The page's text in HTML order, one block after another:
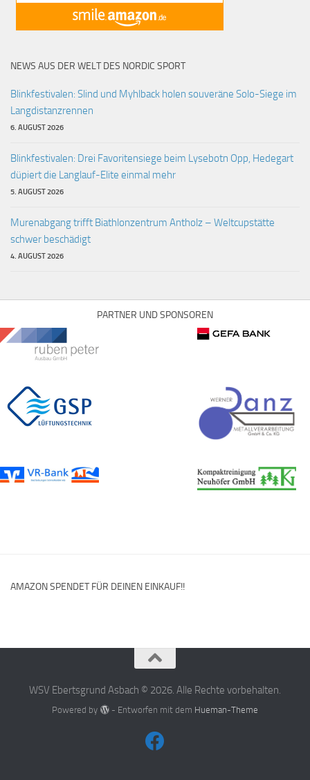
NEWS AUS DER WELT DES NORDIC SPORT
Blinkfestivalen: Slind und Myhlback holen souveräne Solo-Siege im
Langdistanzrennen
6. AUGUST 2026
Blinkfestivalen: Drei Favoritensiege beim Lysebotn Opp, Hedegart
düpiert die Langlauf-Elite einmal mehr
5. AUGUST 2026
Murenabgang trifft Biathlonzentrum Antholz – Weltcupstätte
schwer beschädigt
4. AUGUST 2026
PARTNER UND SPONSOREN
AMAZON SPENDET FÜR DEINEN EINKAUF!!
WSV Ebertsgrund Asbach © 2026. Alle Rechte vorbehalten.
Powered by - Entworfen mit dem Hueman-Theme